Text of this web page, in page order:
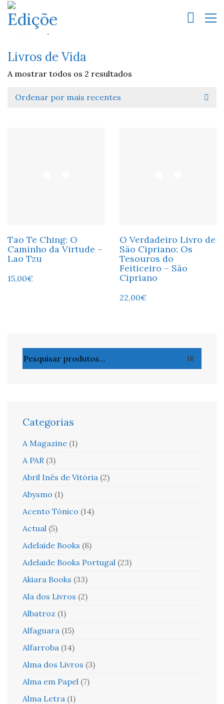
Livros de Vida
A mostrar todos os 2 resultados
Ordenar por mais recentes
Tao Te Ching: O
Caminho da Virtude –
Lao Tzu
15,00€
O Verdadeiro Livro de
São Cipriano: Os
Tesouros do
Feiticeiro – São
Cipriano
22,00€
por:
IR
Categorias
A Magazine (1)
A PAR (3)
Abril Inês de Vitória (2)
Abysmo (1)
Acento Tónico (14)
Actual (5)
Adelaide Books (8)
Adelaide Books Portugal (23)
Akiara Books (33)
Ala dos Livros (2)
Albatroz (1)
Alfaguara (15)
Alfarroba (14)
Alma dos Livros (3)
Alma em Papel (7)
Alma Letra (1)